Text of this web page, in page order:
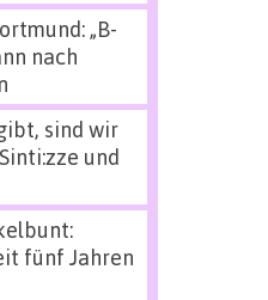
„B-
nach
sind wir
und
fünf Jahren